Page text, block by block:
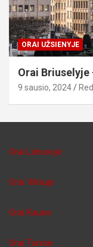
ORAI UŽSIENYJE
Orai
9 sausio, 2024
Orai Lietuvoje
Orai Vilniuje
Orai Kaune
Orai Tunise